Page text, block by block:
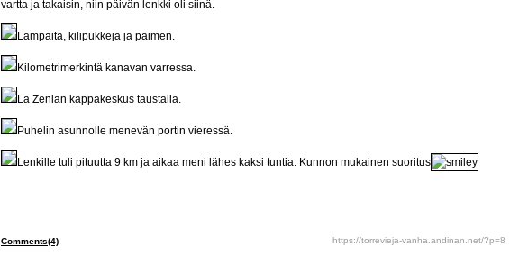
vartta ja takaisin, niin päivän lenkki oli siinä.
Lampaita, kilipukkeja ja paimen.
Kilometrimerkintä kanavan varressa.
La Zenian kappakeskus taustalla.
Puhelin asunnolle menevän portin vieressä.
Lenkille tuli pituutta 9 km ja aikaa meni lähes kaksi tuntia. Kunnon mukainen suoritus
Comments(4) https://torrevieja-vanha.andinan.net/?p=8